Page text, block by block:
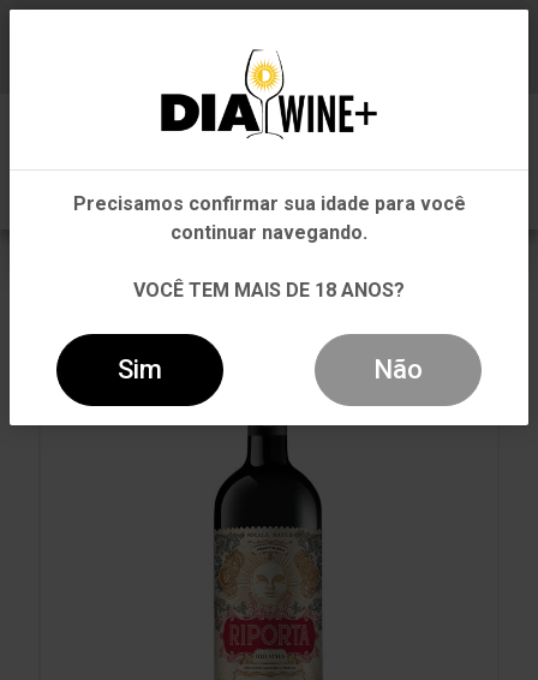
VINHO RIPORTA SANGIOVESE TINTO 750ML
Em que Estado você está?
Pernambuco
Outros Estados
Precisamos confirmar sua idade para você
continuar navegando.
VOCÊ TEM MAIS DE 18 ANOS?
Sim Não